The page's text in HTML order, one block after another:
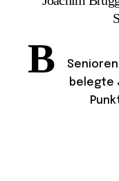
B
belegte